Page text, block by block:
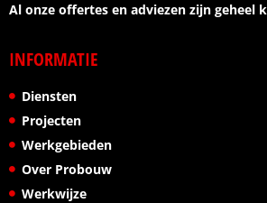
Al onze offertes en adviezen zijn geheel
INFORMATIE
Diensten
Projecten
Werkgebieden
Over Probouw
Werkwijze